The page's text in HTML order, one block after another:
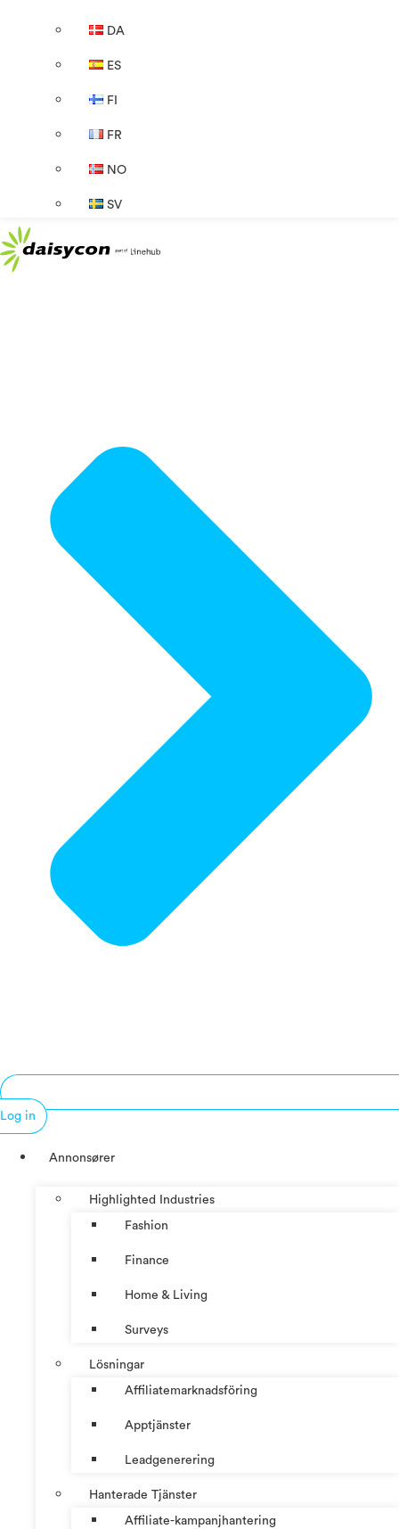
DA
ES
FI
FR
NO
SV
Log in
Annonsører
Highlighted Industries
Fashion
Finance
Home & Living
Surveys
Lösningar
Affiliatemarknadsföring
Apptjänster
Leadgenerering
Hanterade Tjänster
Affiliate-kampanjhantering